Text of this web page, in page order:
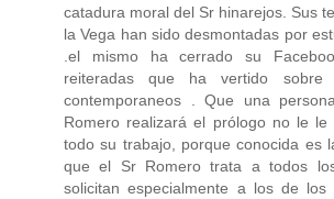
catadura moral del Sr hinarejos. Sus
la Vega han sido desmontadas por
.el mismo ha cerrado su
reiteradas que ha vertido sobre
contemporaneos . Que una
Romero realizará el prólogo no le le
todo su trabajo, porque conocida es
que el Sr Romero trata a todos
solicitan especialmente a los de los